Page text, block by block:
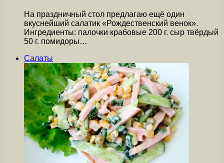
На праздничный стол предлагаю ещё один
вкуснейший салатик «Рождественский венок».
Ингредиенты: палочки крабовые 200 г. сыр твёрдый
50 г. помидоры…
Салаты